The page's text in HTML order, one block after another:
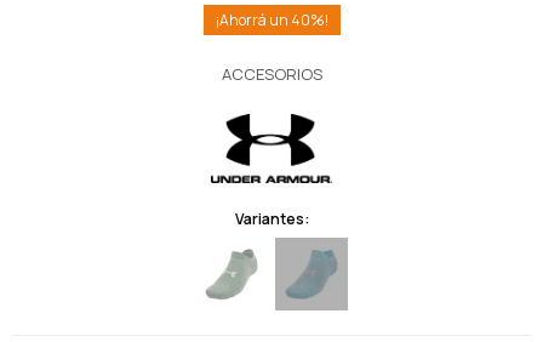
40
ACCESORIOS
Variantes: